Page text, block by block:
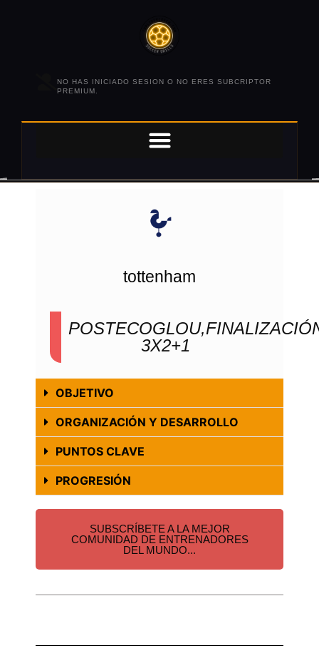
NO HAS INICIADO SESION O NO ERES SUBCRIPTOR
PREMIUM.
tottenham
3X2+1
OBJETIVO
ORGANIZACIÓN Y DESARROLLO
PUNTOS CLAVE
PROGRESIÓN
SUBSCRÍBETE A LA MEJOR
COMUNIDAD DE ENTRENADORES
DEL MUNDO...